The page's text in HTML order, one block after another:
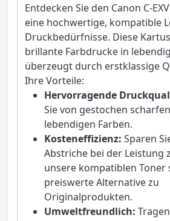
Entdecken Sie den Canon C-
eine hochwertige, kompatible
Druckbedürfnisse. Diese
brillante Farbdrucke in
überzeugt durch erstklassige
Ihre Vorteile:
Hervorragende
Sie von gestochen
lebendigen Farben.
Kosteneffizienz: Sparen
Abstriche bei der Leistung
unsere kompatiblen Toner
preiswerte Alternative zu
Originalprodukten.
Umweltfreundlich: